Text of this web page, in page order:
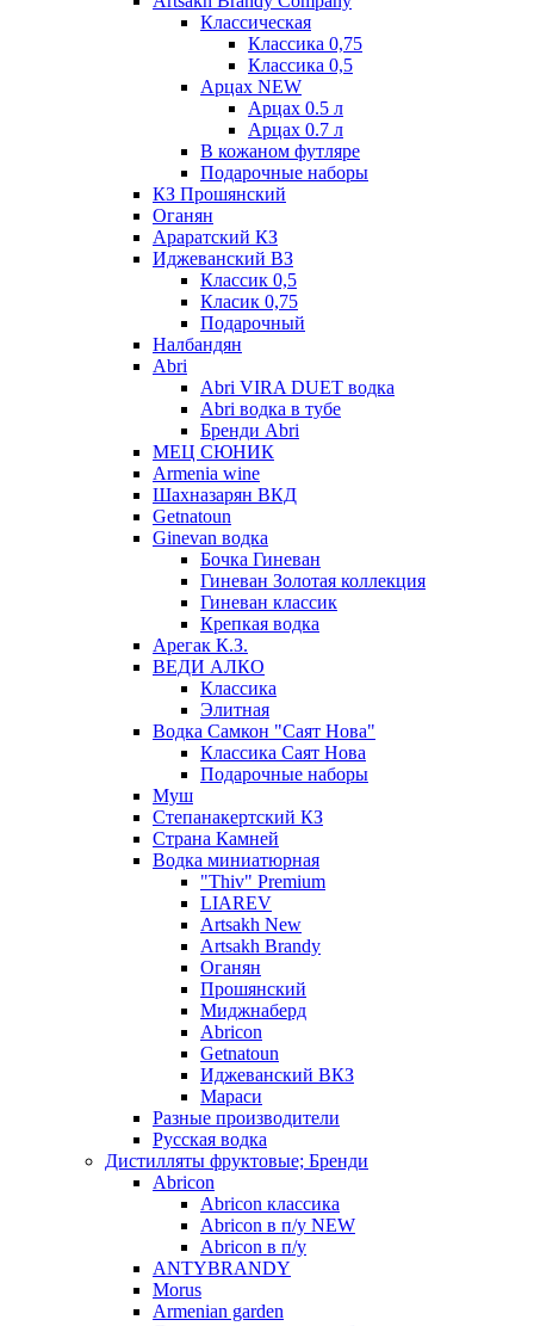
Классическая
Классика 0,75
Классика 0,5
Арцах NEW
Арцах 0.5 л
Арцах 0.7 л
В кожаном футляре
Подарочные наборы
КЗ Прошянский
Оганян
Араратский КЗ
Иджеванский ВЗ
Классик 0,5
Класик 0,75
Подарочный
Налбандян
Abri
Abri VIRA DUET водка
Abri водка в тубе
Бренди Abri
МЕЦ СЮНИК
Armenia wine
Шахназарян ВКД
Getnatoun
Ginevan водка
Бочка Гиневан
Гиневан Золотая коллекция
Гиневан классик
Крепкая водка
Арегак К.З.
ВЕДИ АЛКО
Классика
Элитная
Водка Самкон "Саят Нова"
Классика Саят Нова
Подарочные наборы
Муш
Степанакертский КЗ
Страна Камней
Водка миниатюрная
"Thiv" Premium
LIAREV
Artsakh New
Artsakh Brandy
Оганян
Прошянский
Миджнаберд
Abricon
Getnatoun
Иджеванский ВКЗ
Мараси
Разные производители
Русская водка
Дистилляты фруктовые; Бренди
Abricon
Abricon классика
Abricon в п/у NEW
Abricon в п/у
ANTYBRANDY
Morus
Armenian garden